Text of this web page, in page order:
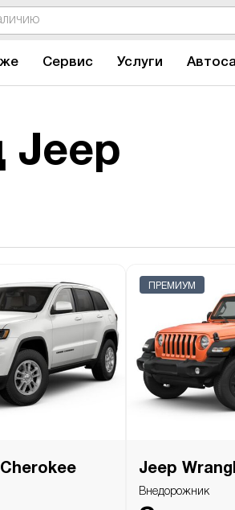
Сервис Услуги
Jeep
ПРЕМИУМ
Jeep
Внедорожник